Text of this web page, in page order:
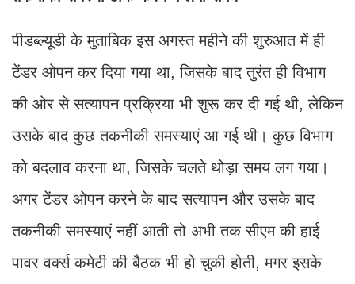
पीडब्ल्यूडी के मुताबिक इस अगस्त महीने की शुरुआत में ही
टेंडर ओपन कर दिया गया था, जिसके बाद तुरंत ही विभाग
की ओर से सत्यापन प्रक्रिया भी शुरू कर दी गई थी, लेकिन
उसके बाद कुछ तकनीकी समस्याएं आ गई थी। कुछ विभाग
को बदलाव करना था, जिसके चलते थोड़ा समय लग गया।
अगर टेंडर ओपन करने के बाद सत्यापन और उसके बाद
तकनीकी समस्याएं नहीं आती तो अभी तक सीएम की हाई
पावर वर्क्स कमेटी की बैठक भी हो चुकी होती, मगर इसके